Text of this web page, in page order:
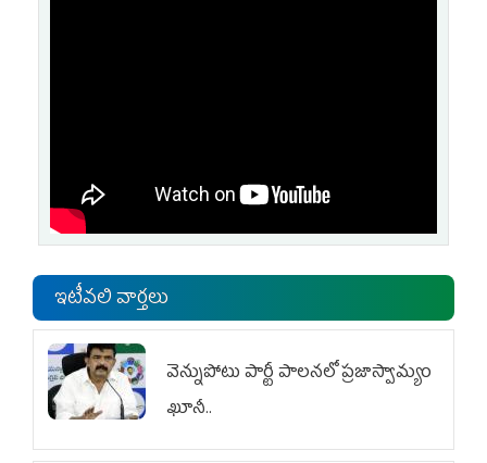
ఇటీవలి వార్తలు
వెన్నుపోటు పార్టీ పాలనలో ప్రజాస్వామ్యం
ఖూనీ..